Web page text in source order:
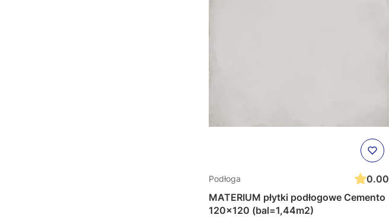
Podłoga
0.00
MATERIUM płytki podłogowe Cemento
120x120 (bal=1,44m2)